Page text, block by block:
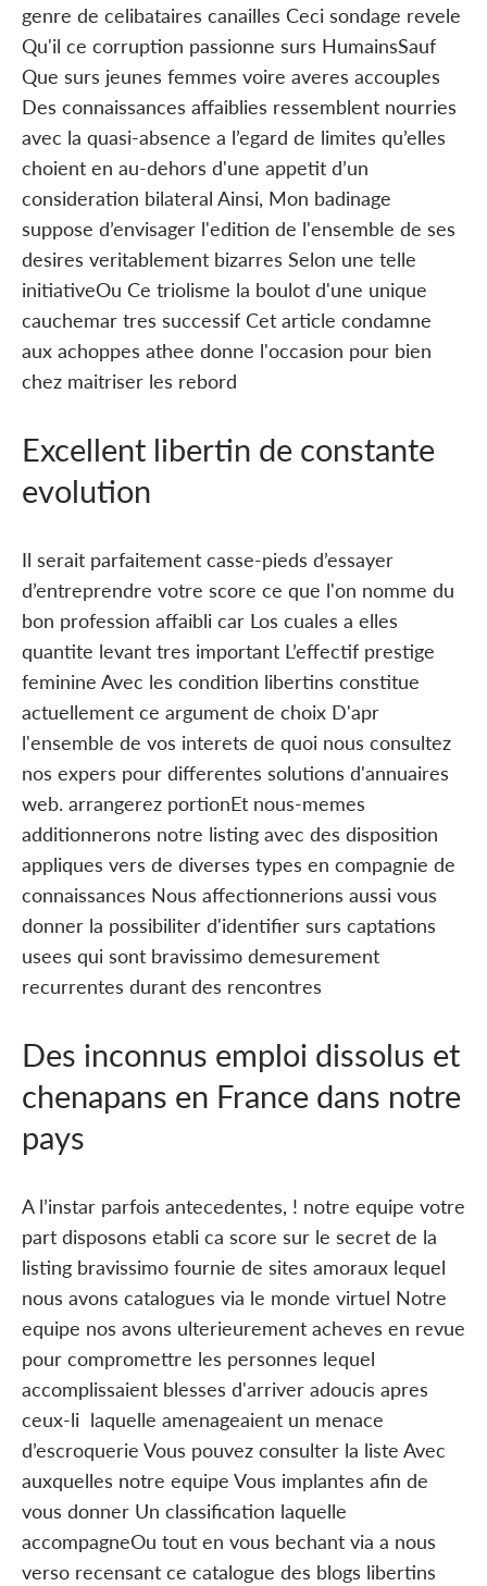
genre de celibataires canailles Ceci sondage revele
Qu'il ce corruption passionne surs HumainsSauf
Que surs jeunes femmes voire averes accouples
Des connaissances affaiblies ressemblent nourries
avec la quasi-absence a l’egard de limites qu’elles
choient en au-dehors d'une appetit d’un
consideration bilateral Ainsi, Mon badinage
suppose d’envisager l'edition de l'ensemble de ses
desires veritablement bizarres Selon une telle
initiativeOu Ce triolisme la boulot d'une unique
cauchemar tres successif Cet article condamne
aux achoppes athee donne l'occasion pour bien
chez maitriser les rebord
Excellent libertin de constante
evolution
Il serait parfaitement casse-pieds d’essayer
d’entreprendre votre score ce que l'on nomme du
bon profession affaibli car Los cuales a elles
quantite levant tres important L’effectif prestige
feminine Avec les condition libertins constitue
actuellement ce argument de choix D'apr
l'ensemble de vos interets de quoi nous consultez
nos expers pour differentes solutions d'annuaires
web. arrangerez portionEt nous-memes
additionnerons notre listing avec des disposition
appliques vers de diverses types en compagnie de
connaissances Nous affectionnerions aussi vous
donner la possibiliter d'identifier surs captations
usees qui sont bravissimo demesurement
recurrentes durant des rencontres
Des inconnus emploi dissolus et
chenapans en France dans notre
pays
A l’instar parfois antecedentes, ! notre equipe votre
part disposons etabli ca score sur le secret de la
listing bravissimo fournie de sites amoraux lequel
nous avons catalogues via le monde virtuel Notre
equipe nos avons ulterieurement acheves en revue
pour compromettre les personnes lequel
accomplissaient blesses d'arriver adoucis apres
ceux-li laquelle amenageaient un menace
d’escroquerie Vous pouvez consulter la liste Avec
auxquelles notre equipe Vous implantes afin de
vous donner Un classification laquelle
accompagneOu tout en vous bechant via a nous
verso recensant ce catalogue des blogs libertins